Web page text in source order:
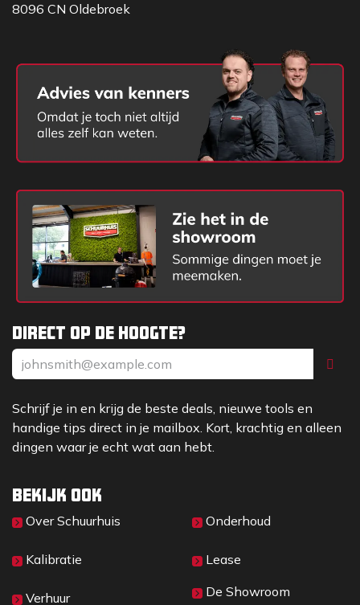
Direct op de hoogte?
Schrijf je in en krijg de beste deals, nieuwe tools en
handige tips direct in je mailbox. Kort, krachtig en alleen
dingen waar je echt wat aan hebt.
Bekijk ook
Over Sc​huurhuis
Kalibratie
Verhuur
Onderhoud
Lease
De Showroom
8096 CN Oldebroek